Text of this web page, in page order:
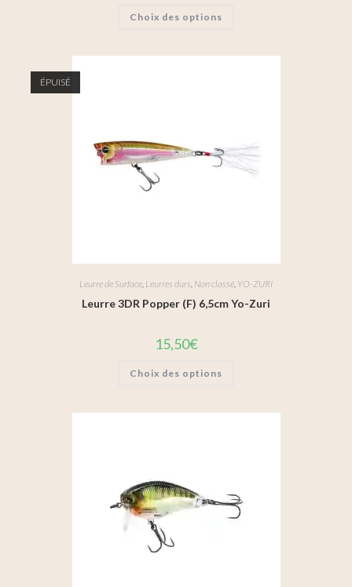
Choix des options
ÉPUISÉ
Leurre de Surface, Leurres durs, Non classé, YO-ZURI
Leurre 3DR Popper (F) 6,5cm Yo-Zuri
15,50€
Choix des options